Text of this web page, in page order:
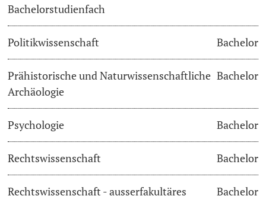
Bachelorstudienfach
Politikwissenschaft Bachelor
Prähistorische und Naturwissenschaftliche
Archäologie
Bachelor
Psychologie Bachelor
Rechtswissenschaft Bachelor
Rechtswissenschaft - ausserfakultäres
Bachelor